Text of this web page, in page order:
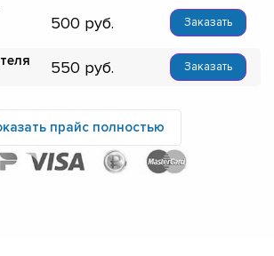
500 Заказать
550 Заказать
прайс полностью